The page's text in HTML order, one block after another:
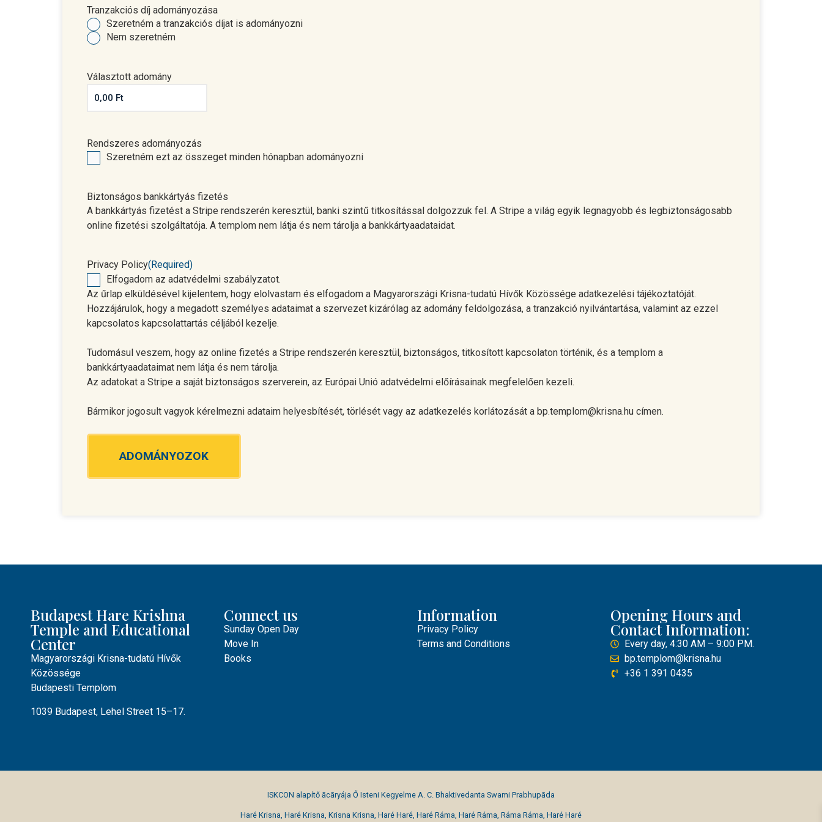
Tranzakciós díj adományozása
Szeretném a tranzakciós díjat is adományozni
Nem szeretném
Választott adomány
Rendszeres adományozás
Szeretném ezt az összeget minden hónapban adományozni
Biztonságos bankkártyás fizetés
A bankkártyás fizetést a Stripe rendszerén keresztül, banki szintű titkosítással dolgozzuk fel. A Stripe a világ egyik legnagyobb és legbiztonságosabb
online fizetési szolgáltatója. A templom nem látja és nem tárolja a bankkártyaadataidat.
Privacy Policy(Required)
Elfogadom az adatvédelmi szabályzatot.
Az űrlap elküldésével kijelentem, hogy elolvastam és elfogadom a Magyarországi Krisna-tudatú Hívők Közössége adatkezelési tájékoztatóját.
Hozzájárulok, hogy a megadott személyes adataimat a szervezet kizárólag az adomány feldolgozása, a tranzakció nyilvántartása, valamint az ezzel
kapcsolatos kapcsolattartás céljából kezelje.
Tudomásul veszem, hogy az online fizetés a Stripe rendszerén keresztül, biztonságos, titkosított kapcsolaton történik, és a templom a
bankkártyaadataimat nem látja és nem tárolja.
Az adatokat a Stripe a saját biztonságos szerverein, az Európai Unió adatvédelmi előírásainak megfelelően kezeli.
Bármikor jogosult vagyok kérelmezni adataim helyesbítését, törlését vagy az adatkezelés korlátozását a bp.templom@krisna.hu címen.
Budapest Hare Krishna
Temple and Educational
Center
Magyarországi Krisna-tudatú Hívők
Közössége
Budapesti Templom
1039 Budapest, Lehel Street 15–17.
Connect us
Sunday Open Day
Move In
Books
Information
Privacy Policy
Terms and Conditions
Opening Hours and
Contact Information:
Every day, 4:30 AM – 9:00 PM.
bp.templom@krisna.hu
+36 1 391 0435
ISKCON alapítő ācāryája Ő Isteni Kegyelme A. C. Bhaktivedanta Swami Prabhupāda
Haré Krisna, Haré Krisna, Krisna Krisna, Haré Haré, Haré Ráma, Haré Ráma, Ráma Ráma, Haré Haré